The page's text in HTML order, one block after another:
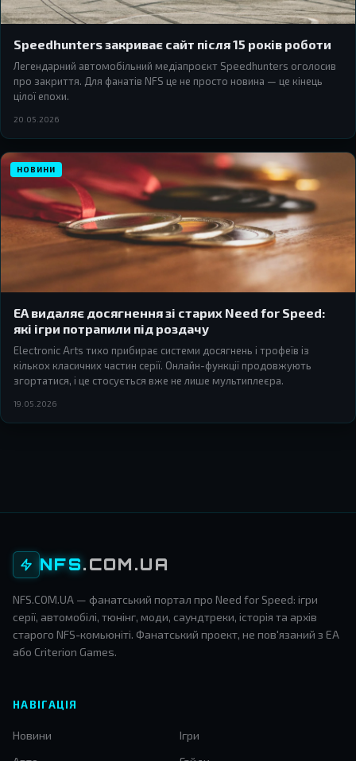
Speedhunters закриває сайт після 15 років роботи
Легендарний автомобільний медіапроєкт Speedhunters оголосив
про закриття. Для фанатів NFS це не просто новина — це кінець
цілої епохи.
20.05.2026
НОВИНИ
EA видаляє досягнення зі старих Need for Speed:
які ігри потрапили під роздачу
Electronic Arts тихо прибирає системи досягнень і трофеїв із
кількох класичних частин серії. Онлайн-функції продовжують
згортатися, і це стосується вже не лише мультиплеєра.
19.05.2026
NFS.COM.UA
NFS.COM.UA — фанатський портал про Need for Speed: ігри
серії, автомобілі, тюнінг, моди, саундтреки, історія та архів
старого NFS-комьюніті. Фанатський проект, не пов'язаний з EA
або Criterion Games.
НАВІГАЦІЯ
Новини
Ігри